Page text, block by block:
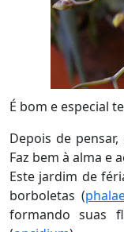
É bom e especial
Depois de
Faz bem à alma e
Este jardim de
borboletas (
formando suas